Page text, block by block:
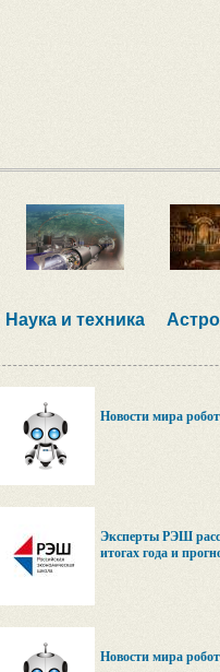
Наука и техника
Новости мира
Эксперты РЭШ
итогах года и
Новости мира